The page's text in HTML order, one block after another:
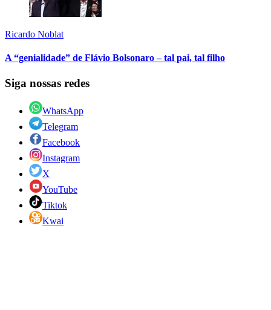
Ricardo Noblat
A “genialidade” de Flávio Bolsonaro – tal pai, tal filho
Siga nossas redes
WhatsApp
Telegram
Facebook
Instagram
X
YouTube
Tiktok
Kwai